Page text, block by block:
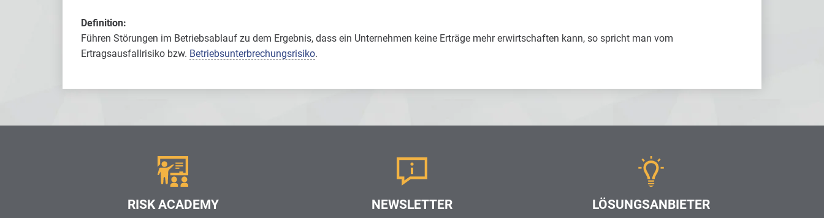
Definition:
Führen Störungen im Betriebsablauf zu dem Ergebnis, dass ein Unternehmen keine Erträge mehr erwirtschaften kann, so spricht man vom
Ertragsausfallrisiko bzw. Betriebsunterbrechungsrisiko.
RISK ACADEMY NEWSLETTER LÖSUNGSANBIETER